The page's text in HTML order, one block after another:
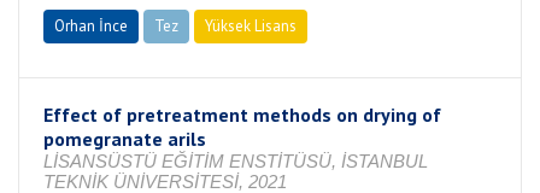
Orhan İnce Tez Yüksek Lisans
Effect of pretreatment methods on drying of
pomegranate arils
LİSANSÜSTÜ EĞİTİM ENSTİTÜSÜ, İSTANBUL
TEKNİK ÜNİVERSİTESİ, 2021